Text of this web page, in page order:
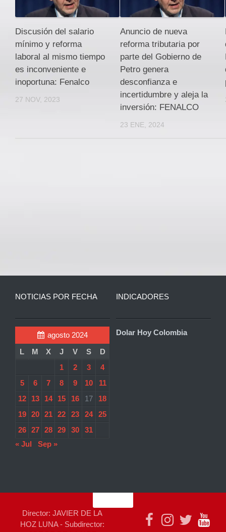
Discusión del salario
mínimo y reforma
laboral al mismo tiempo
es inconveniente e
inoportuna: Fenalco
27 NOV, 2023
Anuncio de nueva
reforma tributaria por
parte del Gobierno de
Petro genera
desconfianza e
incertidumbre y aleja la
inversión: FENALCO
23 ENE, 2024
NOTICIAS POR FECHA
agosto 2024
L
M X J V S
D
1
2 3
4
5
6 7 8 9 10
11
12
13 14 15 16 17
18
19
20 21 22 23 24
25
26
27 28 29 30
31
« Jul
Sep »
INDICADORES
Dolar Hoy Colombia
Director: JAVIER DE LA
HOZ LUNA - Subdirector: